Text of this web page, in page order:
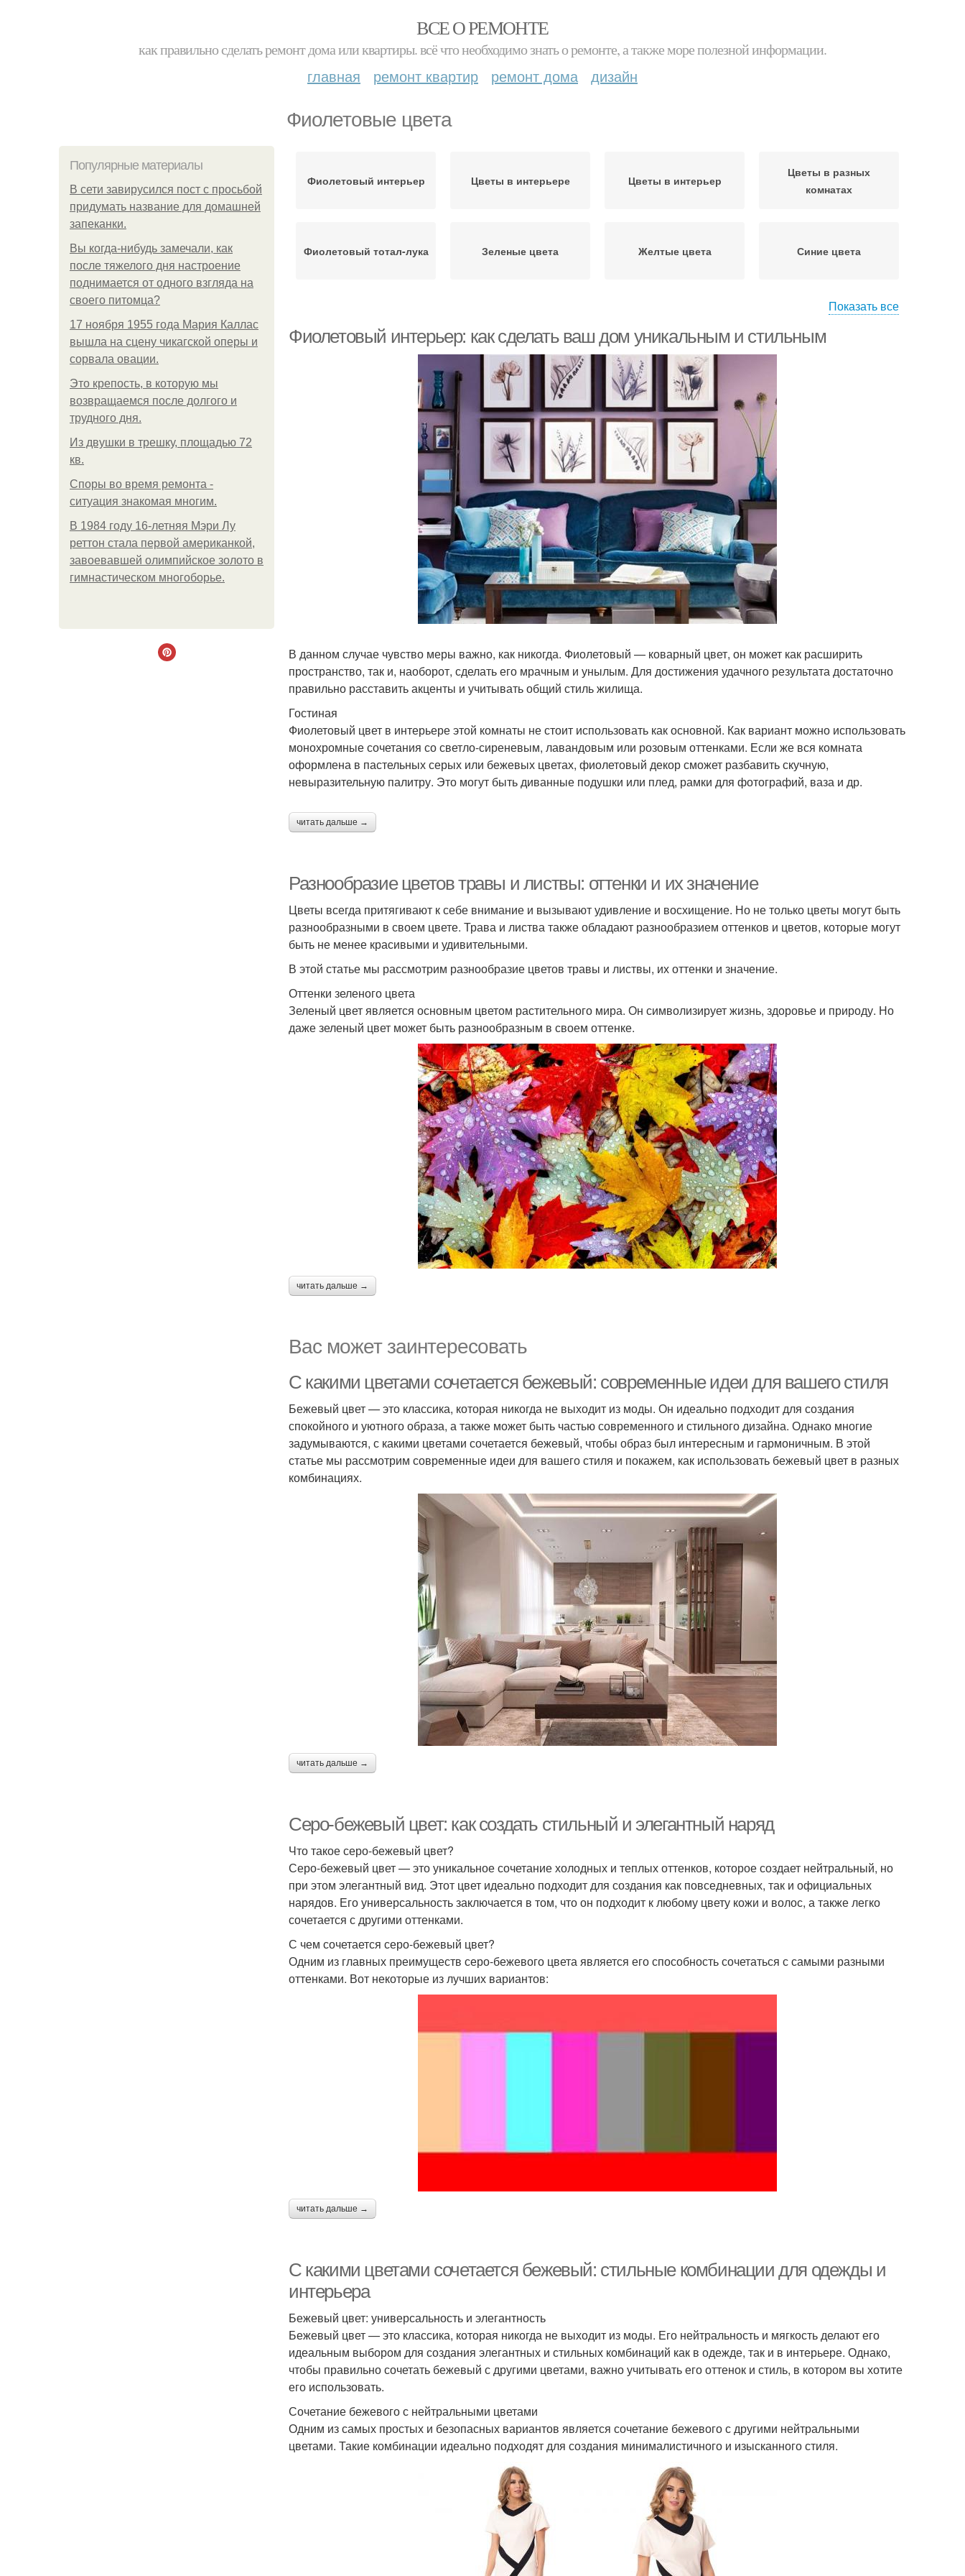
ВСЕ О РЕМОНТЕ
как правильно сделать ремонт дома или квартиры. всё что необходимо знать о ремонте, а также море полезной информации.
главная ремонт квартир ремонт дома дизайн
Фиолетовые цвета
Популярные материалы
В сети завирусился пост с просьбой
придумать название для домашней
запеканки.
Вы когда-нибудь замечали, как
после тяжелого дня настроение
поднимается от одного взгляда на
своего питомца?
17 ноября 1955 года Мария Каллас
вышла на сцену чикагской оперы и
сорвала овации.
Это крепость, в которую мы
возвращаемся после долгого и
трудного дня.
Из двушки в трешку, площадью 72
кв.
Споры во время ремонта -
ситуация знакомая многим.
В 1984 году 16-летняя Мэри Лу
реттон стала первой американкой,
завоевавшей олимпийское золото в
гимнастическом многоборье.
Фиолетовый интерьер Цветы в интерьере Цветы в интерьер
Цветы в разных
комнатах
Фиолетовый тотал-лука Зеленые цвета Желтые цвета Синие цвета
Показать все
Фиолетовый интерьер: как сделать ваш дом уникальным и стильным
В данном случае чувство меры важно, как никогда. Фиолетовый — коварный цвет, он может как расширить
пространство, так и, наоборот, сделать его мрачным и унылым. Для достижения удачного результата достаточно
правильно расставить акценты и учитывать общий стиль жилища.
Гостиная
Фиолетовый цвет в интерьере этой комнаты не стоит использовать как основной. Как вариант можно использовать
монохромные сочетания со светло-сиреневым, лавандовым или розовым оттенками. Если же вся комната
оформлена в пастельных серых или бежевых цветах, фиолетовый декор сможет разбавить скучную,
невыразительную палитру. Это могут быть диванные подушки или плед, рамки для фотографий, ваза и др.
читать дальше →
Разнообразие цветов травы и листвы: оттенки и их значение
Цветы всегда притягивают к себе внимание и вызывают удивление и восхищение. Но не только цветы могут быть
разнообразными в своем цвете. Трава и листва также обладают разнообразием оттенков и цветов, которые могут
быть не менее красивыми и удивительными.
В этой статье мы рассмотрим разнообразие цветов травы и листвы, их оттенки и значение.
Оттенки зеленого цвета
Зеленый цвет является основным цветом растительного мира. Он символизирует жизнь, здоровье и природу. Но
даже зеленый цвет может быть разнообразным в своем оттенке.
читать дальше →
Вас может заинтересовать
С какими цветами сочетается бежевый: современные идеи для вашего стиля
Бежевый цвет — это классика, которая никогда не выходит из моды. Он идеально подходит для создания
спокойного и уютного образа, а также может быть частью современного и стильного дизайна. Однако многие
задумываются, с какими цветами сочетается бежевый, чтобы образ был интересным и гармоничным. В этой
статье мы рассмотрим современные идеи для вашего стиля и покажем, как использовать бежевый цвет в разных
комбинациях.
читать дальше →
Серо-бежевый цвет: как создать стильный и элегантный наряд
Что такое серо-бежевый цвет?
Серо-бежевый цвет — это уникальное сочетание холодных и теплых оттенков, которое создает нейтральный, но
при этом элегантный вид. Этот цвет идеально подходит для создания как повседневных, так и официальных
нарядов. Его универсальность заключается в том, что он подходит к любому цвету кожи и волос, а также легко
сочетается с другими оттенками.
С чем сочетается серо-бежевый цвет?
Одним из главных преимуществ серо-бежевого цвета является его способность сочетаться с самыми разными
оттенками. Вот некоторые из лучших вариантов:
читать дальше →
С какими цветами сочетается бежевый: стильные комбинации для одежды и
интерьера
Бежевый цвет: универсальность и элегантность
Бежевый цвет — это классика, которая никогда не выходит из моды. Его нейтральность и мягкость делают его
идеальным выбором для создания элегантных и стильных комбинаций как в одежде, так и в интерьере. Однако,
чтобы правильно сочетать бежевый с другими цветами, важно учитывать его оттенок и стиль, в котором вы хотите
его использовать.
Сочетание бежевого с нейтральными цветами
Одним из самых простых и безопасных вариантов является сочетание бежевого с другими нейтральными
цветами. Такие комбинации идеально подходят для создания минималистичного и изысканного стиля.